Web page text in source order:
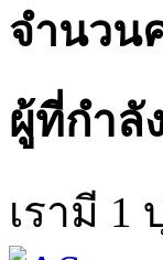
จำนวน
ผู้ที่กำลั
เรามี 1